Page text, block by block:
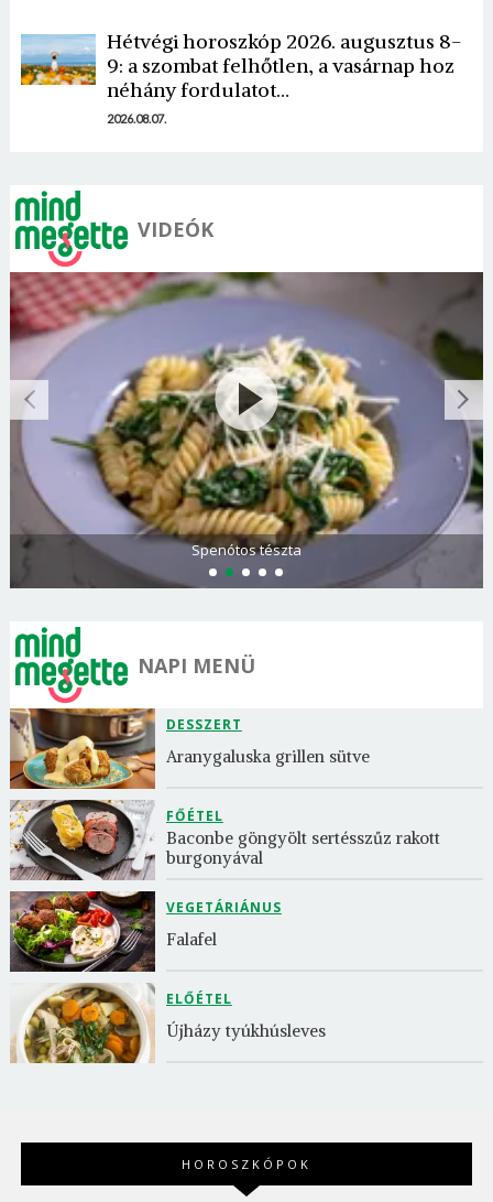
Hétvégi horoszkóp 2026. augusztus 8-
9: a szombat felhőtlen, a vasárnap hoz
néhány fordulatot…
2026.08.07.
VIDEÓK
Spenótos tészta
NAPI MENÜ
DESSZERT
Aranygaluska grillen sütve
FŐÉTEL
Baconbe göngyölt sertésszűz rakott
burgonyával
VEGETÁRIÁNUS
Falafel
ELŐÉTEL
Újházy tyúkhúsleves
HOROSZKÓPOK
Jelszó